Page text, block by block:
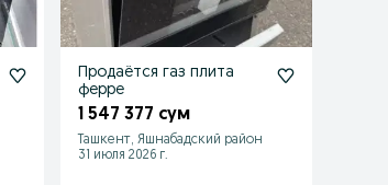
Продаётся газ плита
ферре
1 547 377 сум
Ташкент, Яшнабадский район
31 июля 2026 г.